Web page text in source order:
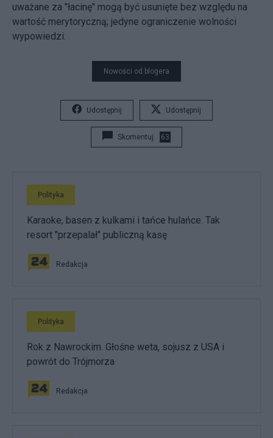
uważane za "łacinę" mogą być usunięte bez względu na
wartość merytoryczną; jedyne ograniczenie wolności
wypowiedzi.
Nowości od blogera
Udostępnij Udostępnij
Skomentuj 63
Polityka
Karaoke, basen z kulkami i tańce hulańce. Tak
resort "przepalał" publiczną kasę
Redakcja
Polityka
Rok z Nawrockim. Głośne weta, sojusz z USA i
powrót do Trójmorza
Redakcja